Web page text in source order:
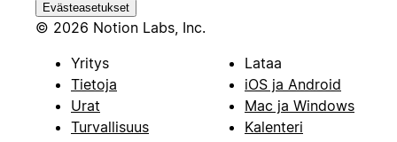
Evästeasetukset
© 2026 Notion Labs, Inc.
Yritys
Tietoja
Urat
Turvallisuus
Lataa
iOS ja Android
Mac ja Windows
Kalenteri